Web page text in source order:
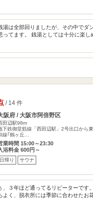
湯は全部回りましたが、その中でダ
ってます。 銭湯としては十分に楽し
/ 14 件
阪府 / 大阪市阿倍野区
田辺駅98m
下鉄御堂筋線「西田辺駅」2号出口から
線｢鶴ヶ丘…
業時間 15:00～23:30
浴料金 600円～
日帰り サウナ
、３年ほど通ってるリピーターです
よく、脱衣所には季節に合わせたお